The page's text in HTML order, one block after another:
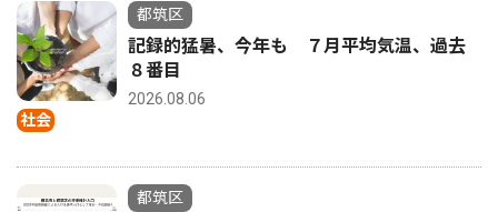
社会
都筑区
記録的猛暑、今年も ７月平均気温、過去
８番目
2026.08.06
都筑区